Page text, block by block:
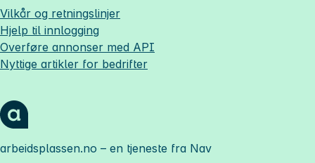
Vilkår og retningslinjer
Hjelp til innlogging
Overføre annonser med API
Nyttige artikler for bedrifter
arbeidsplassen.no – en tjeneste fra Nav